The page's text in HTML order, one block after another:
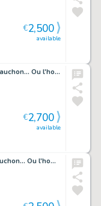
available
€2,500
Planche originale n°109 - Cauchon... Ou l'homme qui tua Jeanne d'Arc
available
€2,700
Planche originale n°48 - Cauchon... Ou l'homme qui tua Jeanne d'Arc